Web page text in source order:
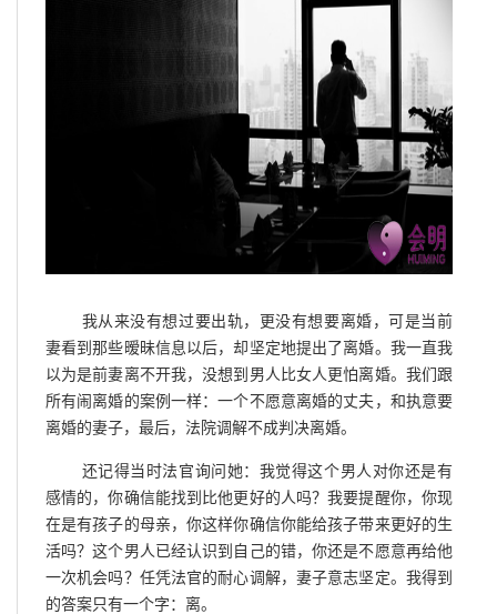
我从来没有想过要出轨，更没有想要离婚，可是当前
妻看到那些暧昧信息以后，却坚定地提出了离婚。我一直我
以为是前妻离不开我，没想到男人比女人更怕离婚。我们跟
所有闹离婚的案例一样：一个不愿意离婚的丈夫，和执意要
离婚的妻子，最后，法院调解不成判决离婚。
还记得当时法官询问她：我觉得这个男人对你还是有
感情的，你确信能找到比他更好的人吗？我要提醒你，你现
在是有孩子的母亲，你这样你确信你能给孩子带来更好的生
活吗？这个男人已经认识到自己的错，你还是不愿意再给他
一次机会吗？任凭法官的耐心调解，妻子意志坚定。我得到
的答案只有一个字：离。